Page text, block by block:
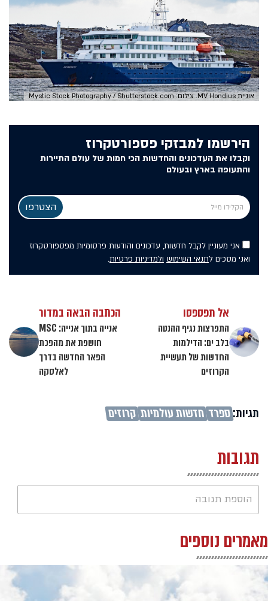
אוניית MV Hondius. צילום: Mystic Stock Photography / Shutterstock.com
הירשמו למבזקי פספורטקרוז
וקבלו את העדכונים והחדשות הכי חמות של עולם התיירות
והתעופה בארץ ובעולם
אני מעוניין לקבל חדשות, עדכונים והודעות פרסומיות מפספורטקרוז
ואני מסכים לתנאי השימוש ולמדיניות פרטיות.
אל תפספסו
התפרצות נגיף ההנטה
בלב ים: הדילמות
החדשות של תעשיית
הקרוזים
הכתבה הבאה במדור
אנייה בתוך אנייה: MSC
חושפת את מהפכת
הפאר החדשה בדרך
לאלסקה
תגיות:ספרד חדשות עולמיות קרוזים
תגובות
הוספת תגובה
מאמרים נוספים